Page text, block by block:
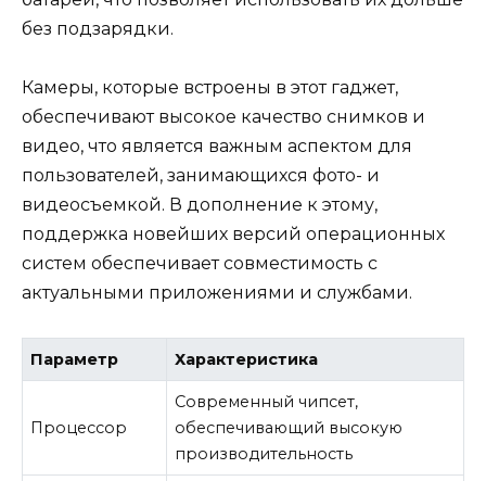
без подзарядки.
Камеры, которые встроены в этот гаджет,
обеспечивают высокое качество снимков и
видео, что является важным аспектом для
пользователей, занимающихся фото- и
видеосъемкой. В дополнение к этому,
поддержка новейших версий операционных
систем обеспечивает совместимость с
актуальными приложениями и службами.
Параметр Характеристика
Процессор
Современный чипсет,
обеспечивающий высокую
производительность